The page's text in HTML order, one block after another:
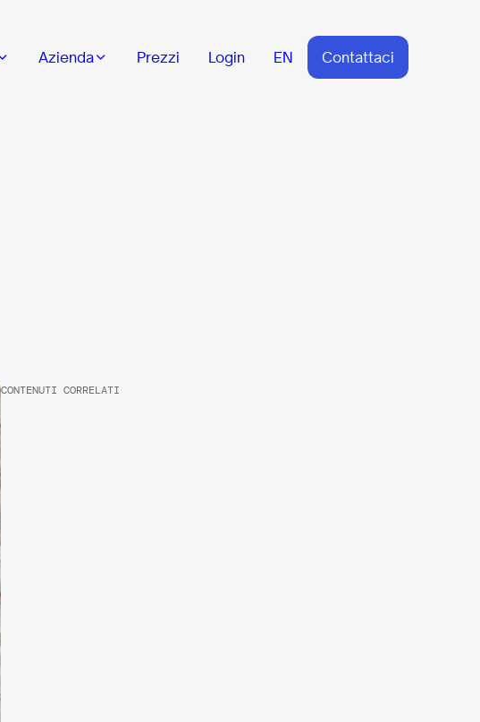
Azienda Prezzi Login EN Contattaci
CONTENUTI CORRELATI